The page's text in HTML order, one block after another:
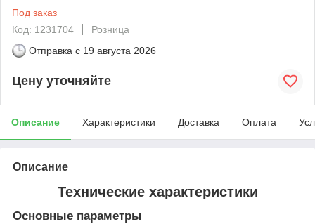
Под заказ
Код: 1231704
Розница
Отправка с 19 августа 2026
Цену уточняйте
Описание Характеристики Доставка Оплата
Описание
Технические характеристики
Основные параметры